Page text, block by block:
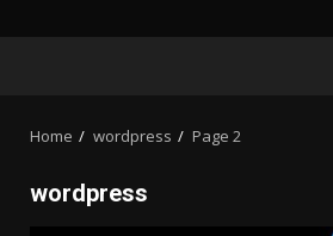
Home wordpress Page 2
wordpress